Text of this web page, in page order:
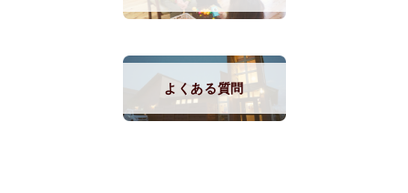
よくある質問